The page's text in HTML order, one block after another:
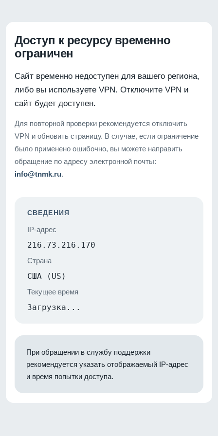
Доступ к ресурсу временно
ограничен
Сайт временно недоступен для вашего региона,
либо вы используете VPN. Отключите VPN и
сайт будет доступен.
Для повторной проверки рекомендуется отключить
VPN и обновить страницу. В случае, если ограничение
было применено ошибочно, вы можете направить
обращение по адресу электронной почты:
info@tnmk.ru.
СВЕДЕНИЯ
IP-адрес
216.73.216.170
Страна
США (US)
Текущее время
Загрузка...
При обращении в службу поддержки
рекомендуется указать отображаемый IP-адрес
и время попытки доступа.